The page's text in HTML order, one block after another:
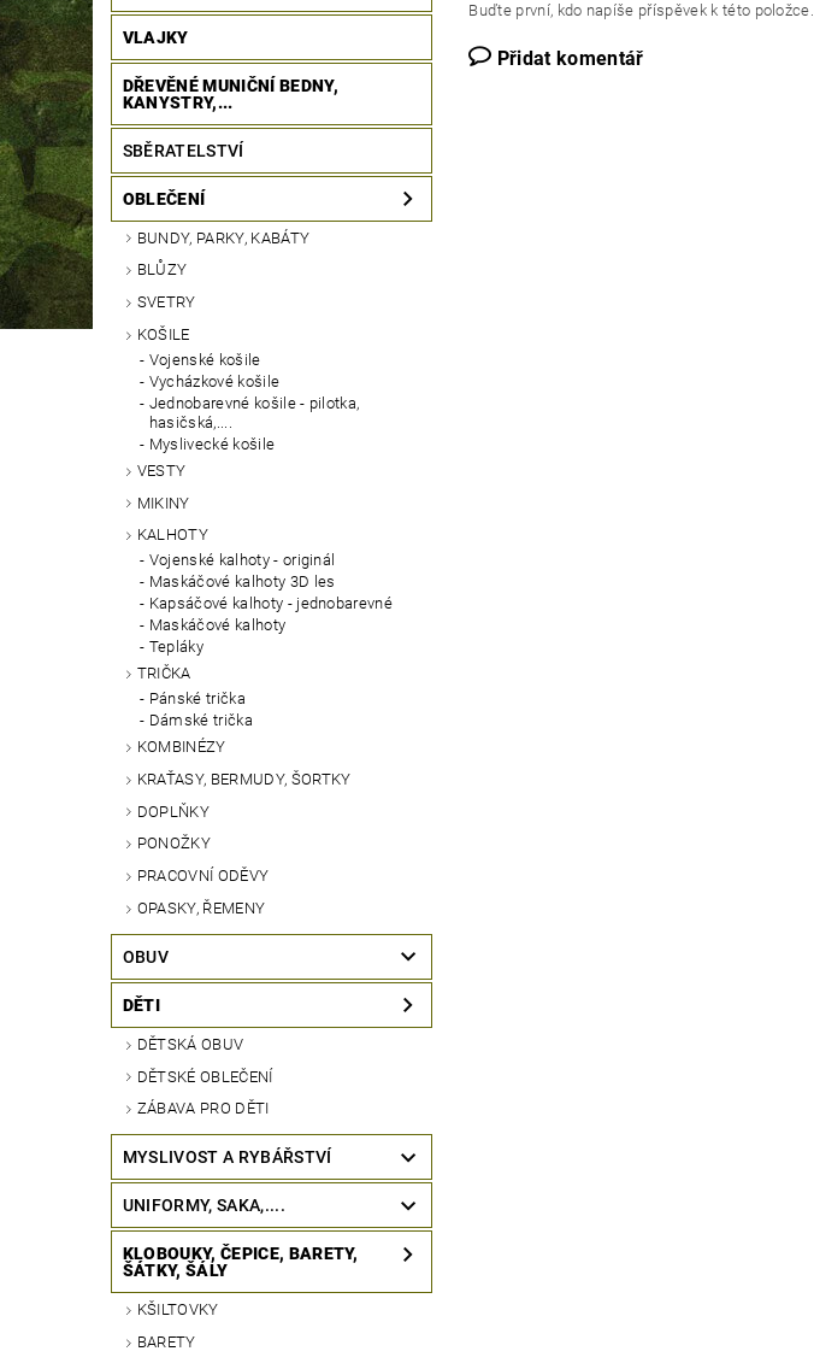
VLAJKY
DŘEVĚNÉ MUNIČNÍ BEDNY,
KANYSTRY,...
SBĚRATELSTVÍ
OBLEČENÍ
BUNDY, PARKY, KABÁTY
BLŮZY
SVETRY
KOŠILE
Vojenské košile
Vycházkové košile
Jednobarevné košile - pilotka,
hasičská,....
Myslivecké košile
VESTY
MIKINY
KALHOTY
Vojenské kalhoty - originál
Maskáčové kalhoty 3D les
Kapsáčové kalhoty - jednobarevné
Maskáčové kalhoty
Tepláky
TRIČKA
Pánské trička
Dámské trička
KOMBINÉZY
KRAŤASY, BERMUDY, ŠORTKY
DOPLŇKY
PONOŽKY
PRACOVNÍ ODĚVY
OPASKY, ŘEMENY
OBUV
DĚTI
DĚTSKÁ OBUV
DĚTSKÉ OBLEČENÍ
ZÁBAVA PRO DĚTI
MYSLIVOST A RYBÁŘSTVÍ
UNIFORMY, SAKA,....
KLOBOUKY, ČEPICE, BARETY,
ŠÁTKY, ŠÁLY
KŠILTOVKY
BARETY
Buďte první, kdo napíše příspěvek k této položce.
Přidat komentář